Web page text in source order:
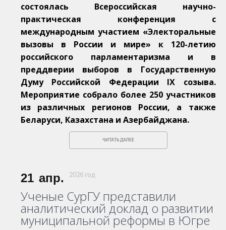
состоялась Всероссийская научно-
практическая конференция с
международным участием «Электоральные
вызовы в России и мире» к 120-летию
российского парламентаризма и в
преддверии выборов в Государственную
Думу Российской Федерации IX созыва.
Мероприятие собрало более 250 участников
из различных регионов России, а также
Беларуси, Казахстана и Азербайджана.
ЧИТАТЬ ДАЛЕЕ
21 апр. 2026 год
Ученые СурГУ представили
аналитический доклад о развитии
муниципальной реформы в Югре